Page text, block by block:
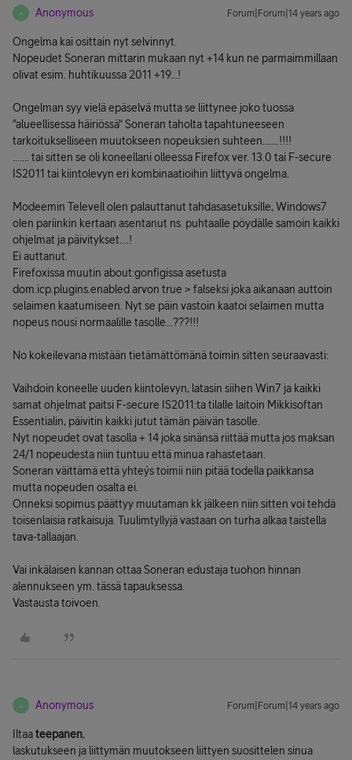
A Anonymous Forum|Forum|14 years ago
Ongelma kai osittain nyt selvinnyt.
Nopeudet Soneran mittarin mukaan nyt +14 kun ne parmaimmillaan
olivat esim. huhtikuussa 2011 +19...!
Ongelman syy vielä epäselvä mutta se liittynee joko tuossa
"alueellisessa häiriössä" Soneran taholta tapahtuneeseen
tarkoitukselliseen muutokseen nopeuksien suhteen.......!!!!
....... tai sitten se oli koneellani olleessa Firefox ver. 13.0 tai F-secure
IS2011 tai kiintolevyn eri kombinaatioihin liittyvä ongelma.
Modeemin Televell olen palauttanut tahdasasetuksille, Windows7
olen pariinkin kertaan asentanut ns. puhtaalle pöydälle samoin kaikki
ohjelmat ja päivitykset....!
Ei auttanut.
Firefoxissa muutin about:gonfigissa asetusta
dom.icp.plugins.enabled arvon true > falseksi joka aikanaan auttoin
selaimen kaatumiseen. Nyt se päin vastoin kaatoi selaimen mutta
nopeus nousi normaalille tasolle...???!!!
No kokeilevana mistään tietämättömänä toimin sitten seuraavasti:
Vaihdoin koneelle uuden kiintolevyn, latasin siihen Win7 ja kaikki
samat ohjelmat paitsi F-secure IS2011:ta tilalle laitoin Mikkisoftan
Essentialin, päivitin kaikki jutut tämän päivän tasolle.
Nyt nopeudet ovat tasolla + 14 joka sinänsä riittää mutta jos maksan
24/1 nopeudesta niin tuntuu että minua rahastetaan.
Soneran väittämä että yhteýs toimii niin pitää todella paikkansa
mutta nopeuden osalta ei.
Onneksi sopimus päättyy muutaman kk jälkeen niin sitten voi tehdä
toisenlaisia ratkaisuja. Tuulimtyllyjä vastaan on turha alkaa taistella
tava-tallaajan.
Vai inkälaisen kannan ottaa Soneran edustaja tuohon hinnan
alennukseen ym. tässä tapauksessa.
Vastausta toivoen.
A Anonymous Forum|Forum|14 years ago
Iltaateepanen,
laskutukseen ja liittymän muutokseen liittyen suosittelen sinua